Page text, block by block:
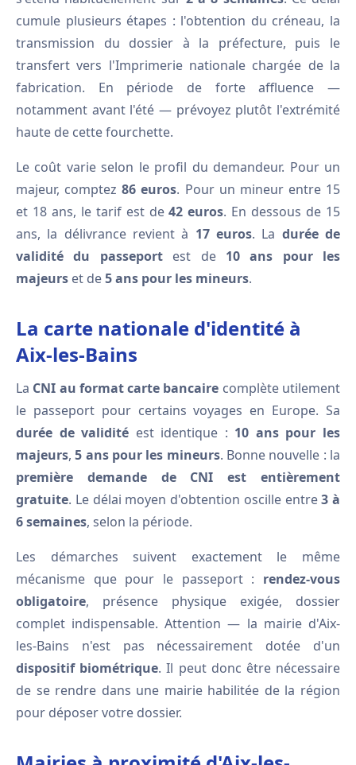
cumule plusieurs étapes : l'obtention du créneau, la
transmission du dossier à la préfecture, puis le
transfert vers l'Imprimerie nationale chargée de la
fabrication. En période de forte affluence —
notamment avant l'été — prévoyez plutôt l'extrémité
haute de cette fourchette.
Le coût varie selon le profil du demandeur. Pour un
majeur, comptez86 euros. Pour un mineur entre 15
et 18 ans, le tarif est de42 euros. En dessous de 15
ans, la délivrance revient à 17 euros. La durée de
validité du passeportest de 10 ans pour les
majeurs et de5 ans pour les mineurs.
La carte nationale d'identité à
Aix-les-Bains
La CNI au format carte bancaire complète utilement
le passeport pour certains voyages en Europe. Sa
durée de validité est identique : 10 ans pour les
majeurs,5 ans pour les mineurs. Bonne nouvelle : la
première demande de CNI est entièrement
gratuite. Le délai moyen d'obtention oscille entre3 à
6 semaines, selon la période.
Les démarches suivent exactement le même
mécanisme que pour le passeport : rendez-vous
obligatoire, présence physique exigée, dossier
complet indispensable. Attention — la mairie d'Aix-
les-Bains n'est pas nécessairement dotée d'un
dispositif biométrique. Il peut donc être nécessaire
de se rendre dans une mairie habilitée de la région
pour déposer votre dossier.